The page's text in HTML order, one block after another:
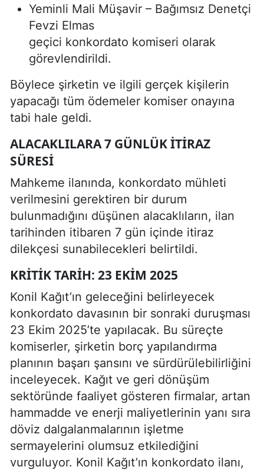
Yeminli Mali Müşavir – Bağımsız Denetçi
Fevzi Elmas
geçici konkordato komiseri olarak
görevlendirildi.
Böylece şirketin ve ilgili gerçek kişilerin
yapacağı tüm ödemeler komiser onayına
tabi hale geldi.
ALACAKLILARA 7 GÜNLÜK İTIRAZ
SÜRESI
Mahkeme ilanında, konkordato mühleti
verilmesini gerektiren bir durum
bulunmadığını düşünen alacaklıların, ilan
tarihinden itibaren 7 gün içinde itiraz
dilekçesi sunabilecekleri belirtildi.
KRITIK TARIH: 23 EKIM 2025
Konil Kağıt’ın geleceğini belirleyecek
konkordato davasının bir sonraki duruşması
23 Ekim 2025’te yapılacak. Bu süreçte
komiserler, şirketin borç yapılandırma
planının başarı şansını ve sürdürülebilirliğini
inceleyecek. Kağıt ve geri dönüşüm
sektöründe faaliyet gösteren firmalar, artan
hammadde ve enerji maliyetlerinin yanı sıra
döviz dalgalanmalarının işletme
sermayelerini olumsuz etkilediğini
vurguluyor. Konil Kağıt’ın konkordato ilanı,